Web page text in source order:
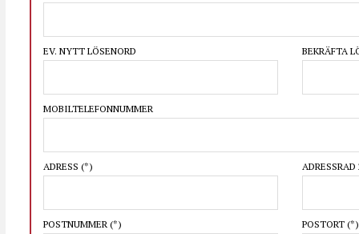
EV. NYTT LÖSENORD BEKRÄFTA
MOBILTELEFONNUMMER
ADRESS (*) ADRESSRAD
POSTNUMMER (*) POSTORT (*)